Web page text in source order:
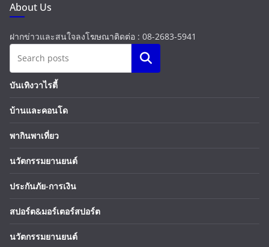
About Us
ฝากข่าวและสนใจลงโฆษณาติดต่อ : 08-2683-5941
Search
บันเทิงวาไรตี้
บ้านและคอนโด
พากินพาเที่ยว
นวัตกรรมยานยนต์
ประกันภัย-การเงิน
สปอร์ต&มอร์เตอร์สปอร์ต
นวัตกรรมยานยนต์